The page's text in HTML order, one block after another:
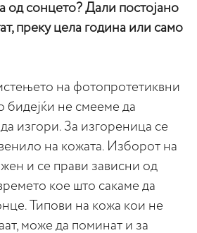
од сонцето? Дали постојано
преку цела година или само
на фотопротетиквни
бидејќи не смееме да
изгори. За изгореница се
на кожата. Изборот на
и се прави зависни од
кое што сакаме да
Типови на кожа кои не
може да поминат и за